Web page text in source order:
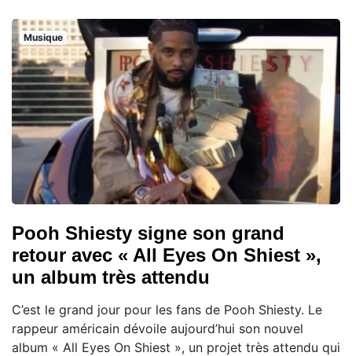
Musique
Pooh Shiesty signe son grand
retour avec « All Eyes On Shiest »,
un album très attendu
C’est le grand jour pour les fans de Pooh Shiesty. Le
rappeur américain dévoile aujourd’hui son nouvel
album « All Eyes On Shiest », un projet très attendu qui